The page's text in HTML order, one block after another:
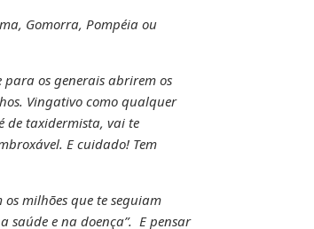
Gomorra, Pompéia ou
para os generais abrirem os
Vingativo como qualquer
de taxidermista, vai te
E cuidado! Tem
milhões que te seguiam
saúde e na doença”. E pensar